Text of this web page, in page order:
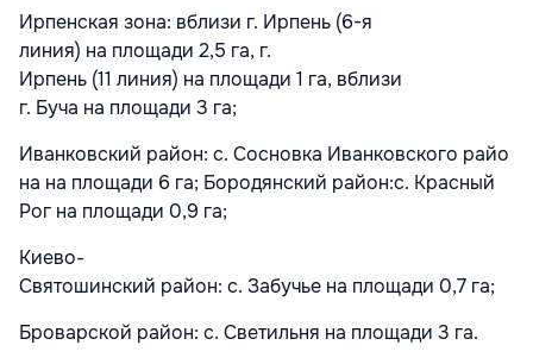
Ирпенская зона: вблизи г. Ирпень (6-я
линия) на площади 2,5 га, г.
Ирпень (11 линия) на площади 1 га, вблизи
г. Буча на площади 3 га;
Иванковский район: с. Сосновка Иванковского райо
на на площади 6 га; Бородянский район:с. Красный
Рог на площади 0,9 га;
Киево-
Святошинский район: с. Забучье на площади 0,7 га;
Броварской район: с. Светильня на площади 3 га.